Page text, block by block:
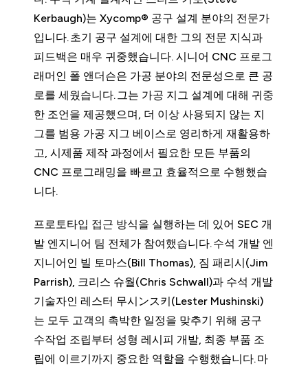
Kerbaugh)는 Xycomp® 공구 설계 분야의 전문가
입니다. 초기 공구 설계에 대한 그의 전문 지식과
피드백은 매우 귀중했습니다. 시니어 CNC 프로그
래머인 폴 앤더슨은 가공 분야의 전문성으로 큰 공
로를 세웠습니다. 그는 가공 지그 설계에 대해 귀중
한 조언을 제공했으며, 더 이상 사용되지 않는 지
그를 범용 가공 지그 베이스로 영리하게 재활용하
고, 시제품 제작 과정에서 필요한 모든 부품의
CNC 프로그래밍을 빠르고 효율적으로 수행했습
니다.
프로토타입 접근 방식을 실행하는 데 있어 SEC 개
발 엔지니어 팀 전체가 참여했습니다. 수석 개발 엔
지니어인 빌 토마스(Bill Thomas), 짐 패리시(Jim
Parrish), 크리스 슈월(Chris Schwall)과 수석 개발
기술자인 레스터 무시ンス키(Lester Mushinski)
는 모두 고객의 촉박한 일정을 맞추기 위해 공구
수작업 조립부터 성형 레시피 개발, 최종 부품 조
립에 이르기까지 중요한 역할을 수행했습니다. 마